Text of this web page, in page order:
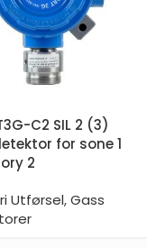
C2 SIL 2 (3)
for sone 1
2
Utførsel,Gass